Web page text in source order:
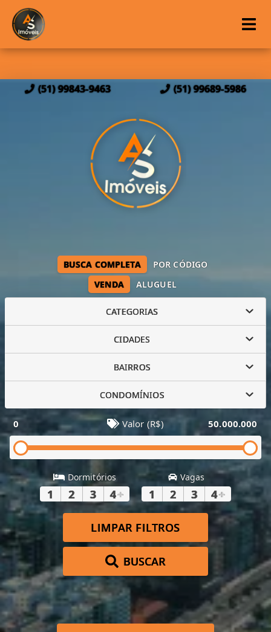
(51) 99843-9463 (51) 99689-5986
VENDA ALUGUEL
BUSCA COMPLETA POR CÓDIGO
CATEGORIAS
CIDADES
BAIRROS
CONDOMÍNIOS
0 Valor (R$) 50.000.000
Dormitórios
1 2 3 4+
Vagas
1 2 3 4+
LIMPAR FILTROS
BUSCAR